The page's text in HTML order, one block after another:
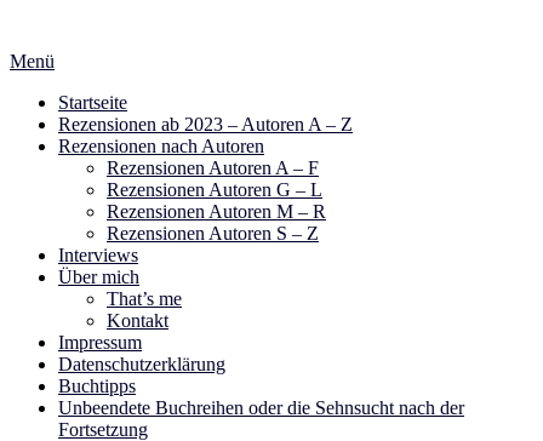
springen
Menü
Startseite
Rezensionen ab 2023 – Autoren A – Z
Rezensionen nach Autoren
Rezensionen Autoren A – F
Rezensionen Autoren G – L
Rezensionen Autoren M – R
Rezensionen Autoren S – Z
Interviews
Über mich
That’s me
Kontakt
Impressum
Datenschutzerklärung
Buchtipps
Unbeendete Buchreihen oder die Sehnsucht nach der
Fortsetzung